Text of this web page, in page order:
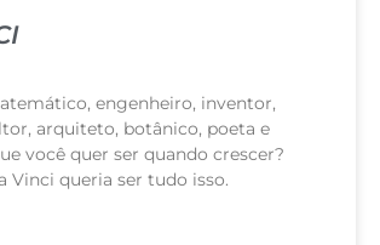
engenheiro, inventor,
arquiteto, botânico, poeta e
você quer ser quando crescer?
Vinci queria ser tudo isso.